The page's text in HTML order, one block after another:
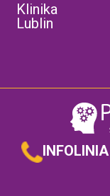
Klinika
Lublin
INFOLINIA